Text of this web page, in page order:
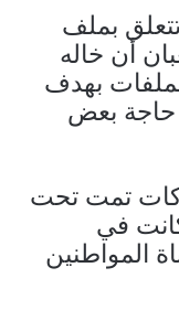
بملف
أن خاله
بهدف
حاجة بعض
تمت تحت
في
المواطنين